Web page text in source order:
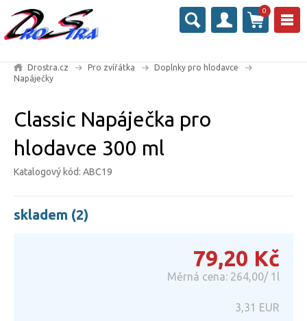
0
Drostra.cz Pro zvířátka
Doplnky pro hlodavce
Napáječky
Classic Napáječka pro
hlodavce 300 ml
Katalogový kód: ABC19
skladem (2)
79,20 Kč
Měrná cena: 264,00/ 1l
3,31 EUR